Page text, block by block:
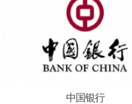
中国银行